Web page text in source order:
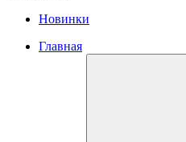
Новинки
Главная